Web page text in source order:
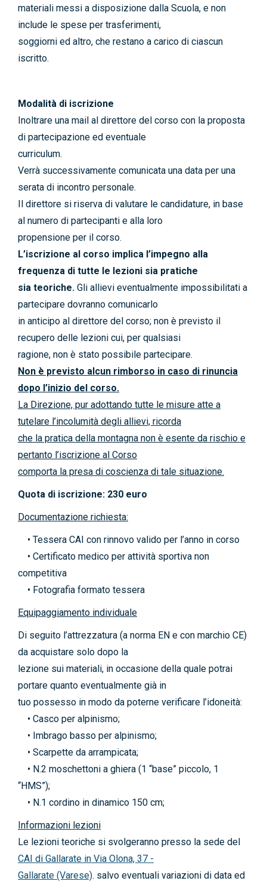
materiali messi a disposizione dalla Scuola, e non
include le spese per trasferimenti,
soggiorni ed altro, che restano a carico di ciascun
iscritto.
Modalità di iscrizione
Inoltrare una mail al direttore del corso con la proposta
di partecipazione ed eventuale
curriculum.
Verrà successivamente comunicata una data per una
serata di incontro personale.
Il direttore si riserva di valutare le candidature, in base
al numero di partecipanti e alla loro
propensione per il corso.
L’iscrizione al corso implica l’impegno alla
frequenza di tutte le lezioni sia pratiche
sia teoriche. Gli allievi eventualmente impossibilitati a
partecipare dovranno comunicarlo
in anticipo al direttore del corso; non è previsto il
recupero delle lezioni cui, per qualsiasi
ragione, non è stato possibile partecipare.
Non è previsto alcun rimborso in caso di rinuncia
dopo l’inizio del corso.
La Direzione, pur adottando tutte le misure atte a
tutelare l’incolumità degli allievi, ricorda
che la pratica della montagna non è esente da rischio e
pertanto l’iscrizione al Corso
comporta la presa di coscienza di tale situazione.
Quota di iscrizione: 230 euro
Documentazione richiesta:
• Tessera CAI con rinnovo valido per l’anno in corso
• Certificato medico per attività sportiva non
competitiva
• Fotografia formato tessera
Equipaggiamento individuale
Di seguito l’attrezzatura (a norma EN e con marchio CE)
da acquistare solo dopo la
lezione sui materiali, in occasione della quale potrai
portare quanto eventualmente già in
tuo possesso in modo da poterne verificare l’idoneità:
• Casco per alpinismo;
• Imbrago basso per alpinismo;
• Scarpette da arrampicata;
• N.2 moschettoni a ghiera (1 “base” piccolo, 1
“HMS”);
• N.1 cordino in dinamico 150 cm;
Informazioni lezioni
Le lezioni teoriche si svolgeranno presso la sede del
CAI di Gallarate in Via Olona, 37 -
Gallarate (Varese). salvo eventuali variazioni di data ed